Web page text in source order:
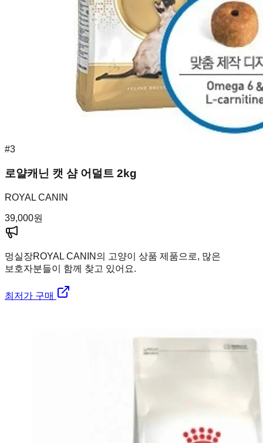
#3
로얄캐닌 캣 샴 어덜트 2kg
ROYAL CANIN
39,000원
멍실장ROYAL CANIN의 고양이 상품 제품으로, 많은
보호자분들이 함께 찾고 있어요.
최저가 구매